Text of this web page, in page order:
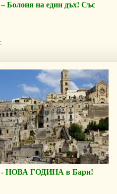
на един дъх! Със
- НОВА ГОДИНА в Бари!